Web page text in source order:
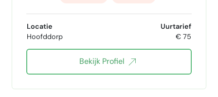
content marketing specialist
Locatie
Hoofddorp
Uurtarief
€ 75
Bekijk Profiel